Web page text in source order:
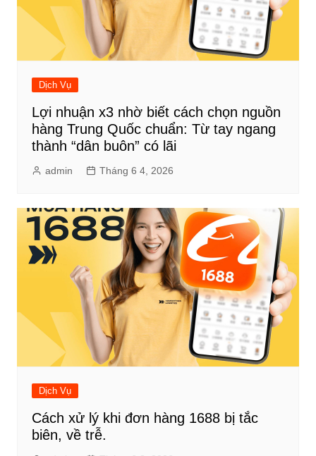
Dịch Vụ
Lợi nhuận x3 nhờ biết cách chọn nguồn
hàng Trung Quốc chuẩn: Từ tay ngang
thành “dân buôn” có lãi
admin Tháng 6 4, 2026
Dịch Vụ
Cách xử lý khi đơn hàng 1688 bị tắc
biên, về trễ.